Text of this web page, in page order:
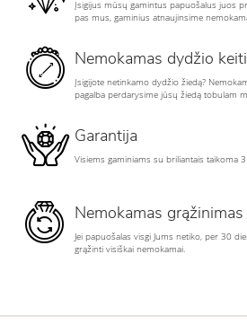
Įsigijus mūsų gamintus papuošalus juos
pas mus, gaminius atnaujinsime
Nemokamas dydžio
Įsigijote netinkamo dydžio žiedą?
pagalba perdarysime jūsų žiedą tobulam
Garantija
Visiems gaminiams su briliantais taikoma
Nemokamas grąžinimas
Jei papuošalas visgi Jums netiko, per 30
grąžinti visiškai nemokamai.